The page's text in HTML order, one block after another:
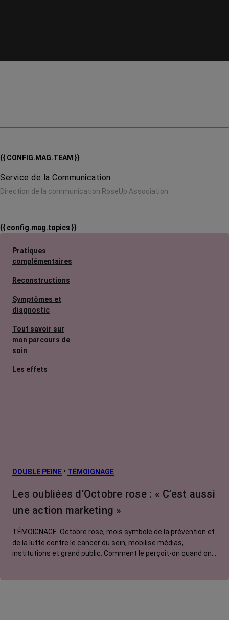
{{ CONFIG.MAG.TEAM }}
Service de la Communication
Direction de la communication RoseUp Association
{{ config.mag.topics }}
Pratiques
complémentaires
Reconstructions
Symptômes et
diagnostic
Tout savoir sur
mon parcours de
soin
Les effets
L’après cancer
Traitements
contre le cancer
DOUBLE PEINE • TÉMOIGNAGE
Les oubliées d’Octobre rose : « C’est aussi
une action marketing »
TÉMOIGNAGE. Octobre rose, mois symbole de la prévention et
de la lutte contre le cancer du sein, mobilise médias,
institutions et grand public. Comment le perçoit-on quand on